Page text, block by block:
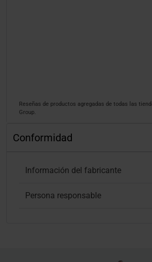
Reseñas de productos agregadas de todas las
Group.
Conformidad
Información del fabricante
Persona responsable